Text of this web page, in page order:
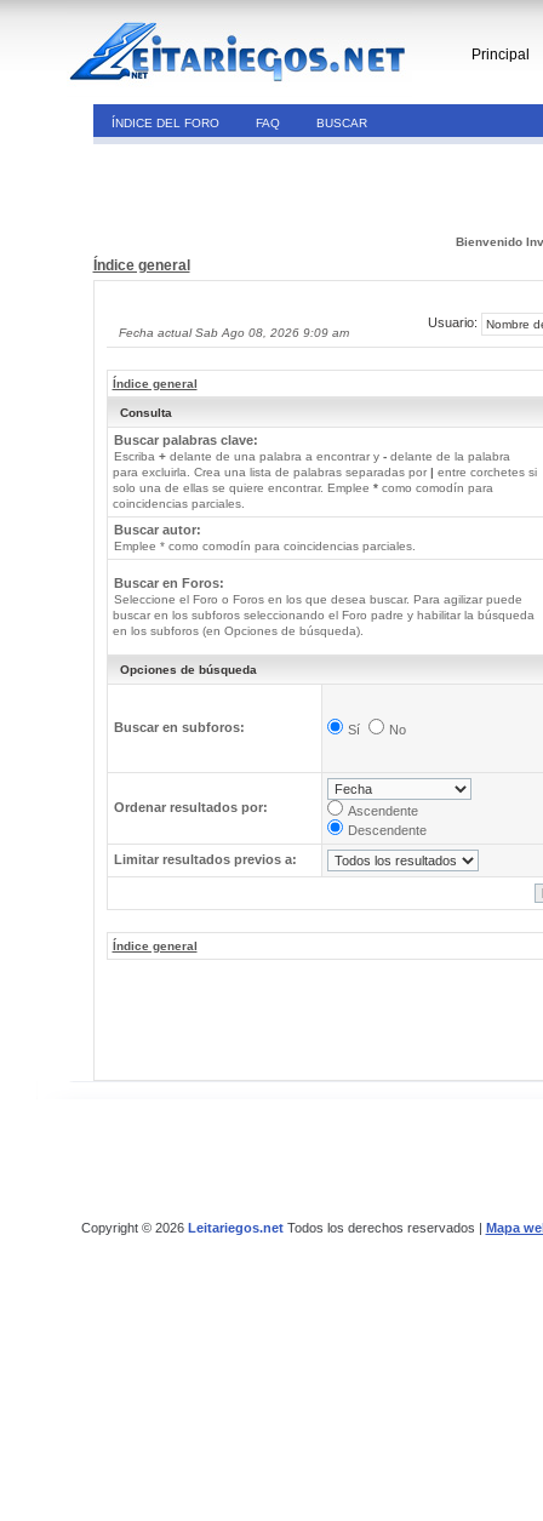
Principal
ÍNDICE DEL FORO FAQ BUSCAR
Bienvenido
Índice general
Fecha actual Sab Ago 08, 2026 9:09 am
Usuario:
Índice general
Consulta
Buscar palabras clave:
Escriba +delante de una palabra a encontrar y -delante de la palabra
para excluirla. Crea una lista de palabras separadas por | entre corchetes si
solo una de ellas se quiere encontrar. Emplee *como comodín para
coincidencias parciales.
Buscar autor:
Emplee * como comodín para coincidencias parciales.
Buscar en Foros:
Seleccione el Foro o Foros en los que desea buscar. Para agilizar puede
buscar en los subforos seleccionando el Foro padre y habilitar la búsqueda
en los subforos (en Opciones de búsqueda).
Opciones de búsqueda
Buscar en subforos: Sí No
Ordenar resultados por:
Ascendente
Descendente
Limitar resultados previos a:
Índice general
Copyright © 2026 Leitariegos.netTodos los derechos reservados | Mapa